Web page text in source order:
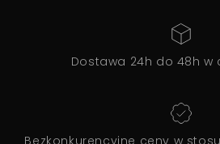
Dostawa 24h do 48h w
Bezkonkurencyjne ceny w